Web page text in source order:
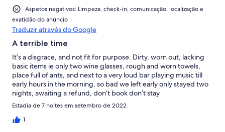
Aspetos negativos: Limpeza, check-in, comunicação, localização e
exatidão do anúncio
Traduzir através do Google
A terrible time
It’s a disgrace, and not fit for purpose. Dirty, worn out, lacking
basic items ie only two wine glasses, rough and worn towels,
place full of ants, and next to a very loud bar playing music till
early hours in the morning, so bad we left early only stayed two
nights, awaiting a refund, don’t book don’t stay
Estadia de 7 noites em setembro de 2022
1